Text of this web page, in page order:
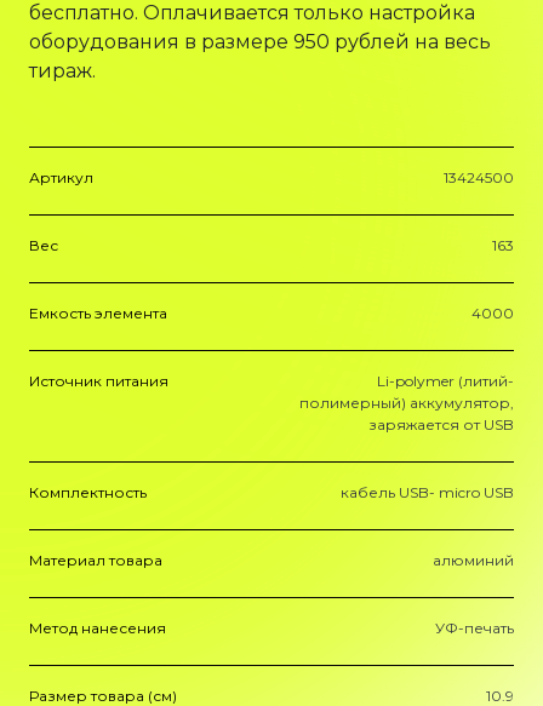
бесплатно. Оплачивается только настройка
оборудования в размере 950 рублей на весь
тираж.
Артикул 13424500
Вес 163
Емкость элемента 4000
Источник питания
Li-polymer (литий-
полимерный) аккумулятор,
заряжается от USB
Комплектность кабель USB- micro USB
Материал товара алюминий
Метод нанесения УФ-печать
Размер товара (см) 10.9